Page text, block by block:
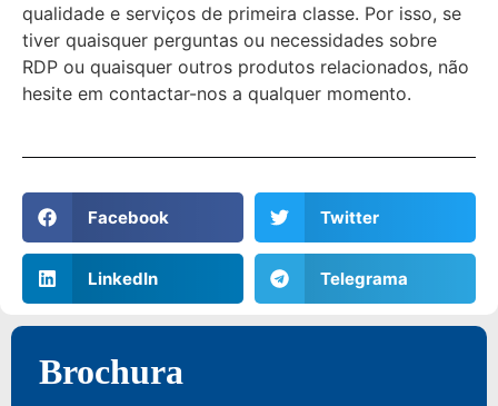
qualidade e serviços de primeira classe. Por isso, se
tiver quaisquer perguntas ou necessidades sobre
RDP ou quaisquer outros produtos relacionados, não
hesite em contactar-nos a qualquer momento.
Facebook Twitter
LinkedIn Telegrama
Brochura